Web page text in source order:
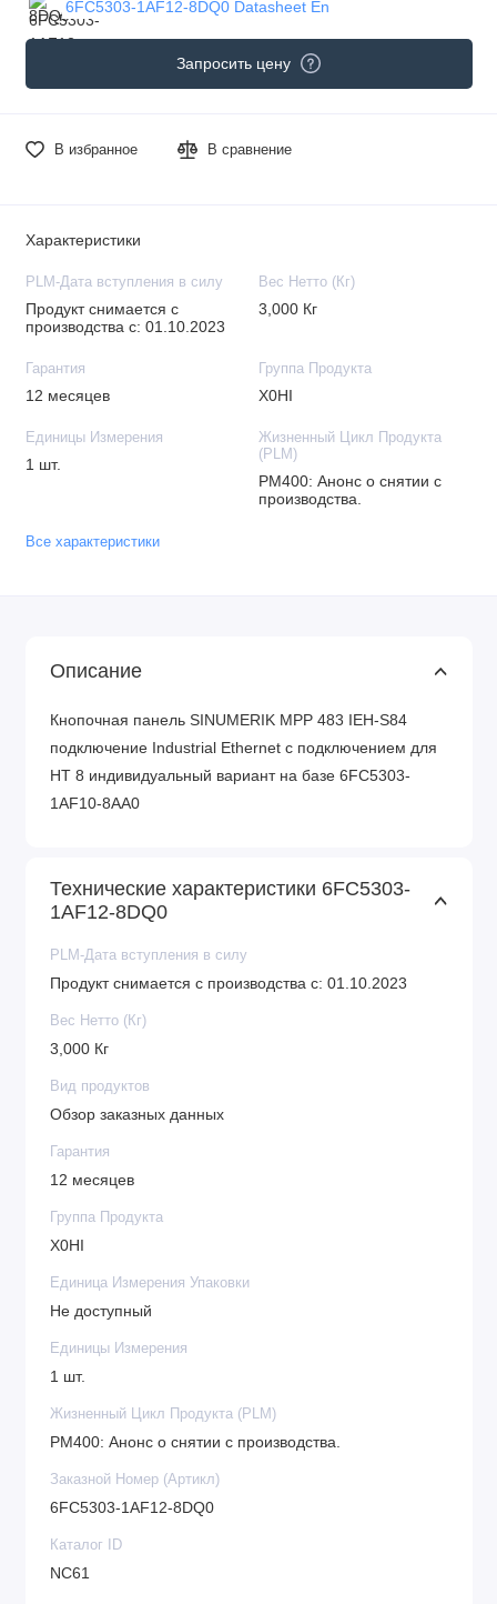
6FC5303-1AF12-8DQ0 Datasheet En
Запросить цену
В избранное В сравнение
Характеристики
PLM-Дата вступления в силу
Продукт снимается с
производства с: 01.10.2023
Вес Нетто (Кг)
3,000 Кг
Гарантия
12 месяцев
Группа Продукта
X0HI
Единицы Измерения
1 шт.
Жизненный Цикл Продукта
(PLM)
PM400: Анонс о снятии с
производства.
Все характеристики
Описание
Кнопочная панель SINUMERIK MPP 483 IEH-S84
подключение Industrial Ethernet с подключением для
HT 8 индивидуальный вариант на базе 6FC5303-
1AF10-8AA0
Технические характеристики 6FC5303-
1AF12-8DQ0
PLM-Дата вступления в силу
Продукт снимается с производства с: 01.10.2023
Вес Нетто (Кг)
3,000 Кг
Вид продуктов
Обзор заказных данных
Гарантия
12 месяцев
Группа Продукта
X0HI
Единица Измерения Упаковки
Не доступный
Единицы Измерения
1 шт.
Жизненный Цикл Продукта (PLM)
PM400: Анонс о снятии с производства.
Заказной Номер (Артикл)
6FC5303-1AF12-8DQ0
Каталог ID
NC61